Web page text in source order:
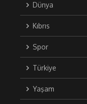
Dünya
Kıbrıs
Spor
Türkiye
Yaşam